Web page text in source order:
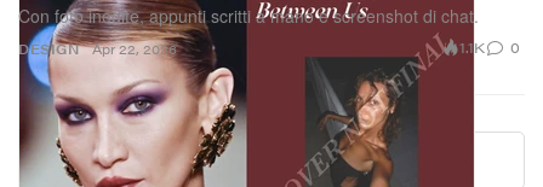
DESIGN
Con foto inedite, appunti scritti a mano e screenshot di chat.
Apr 22, 2026 1.1K 0